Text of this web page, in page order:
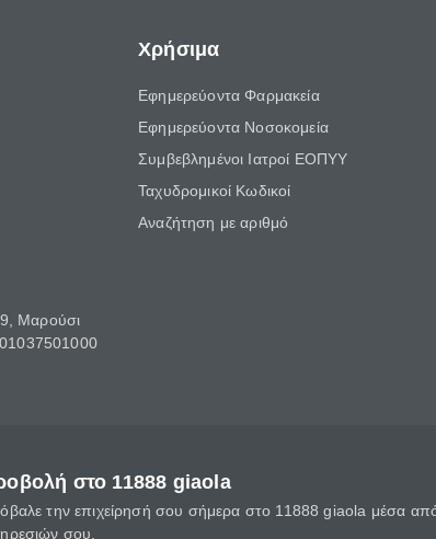
Μαρούσι
Χρήσιμα
Εφημερεύοντα Φαρμακεία
Εφημερεύοντα Νοσοκομεία
Συμβεβλημένοι Ιατροί ΕΟΠΥΥ
Ταχυδρομικοί Κωδικοί
Αναζήτηση με αριθμό
στο 11888 giaola
την επιχείρησή σου σήμερα στο 11888 giaola μέσα από
σου.